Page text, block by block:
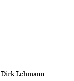
Dirk Lehmann